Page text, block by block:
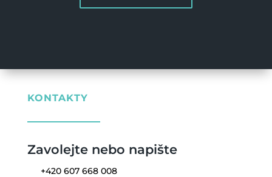
KONTAKTY
Zavolejte nebo napište
+420 607 668 008